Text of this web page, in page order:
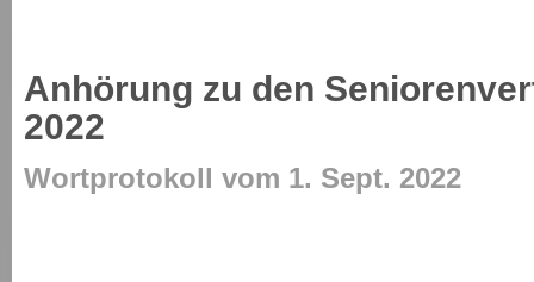
Anhörung zu den
2022
Wortprotokoll vom 1. Sept. 2022